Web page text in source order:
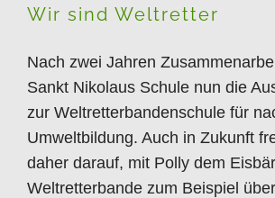
Wir sind Weltretter
Nach zwei Jahren
Sankt Nikolaus Schule nun die
zur Weltretterbandenschule für
Umweltbildung. Auch in Zukunft
daher darauf, mit Polly dem
Weltretterbande zum Beispiel